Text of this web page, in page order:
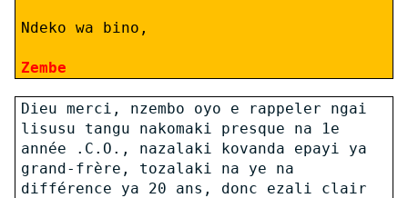
Ndeko wa bino,
Zembe
Dieu merci, nzembo oyo e rappeler ngai
lisusu tangu nakomaki presque na 1e
année .C.O., nazalaki kovanda epayi ya
grand-frère, tozalaki na ye na
différence ya 20 ans, donc ezali clair